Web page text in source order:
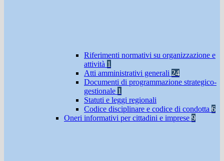
Riferimenti normativi su organizzazione e
attività 1
Atti amministrativi generali 24
Documenti di programmazione strategico-
gestionale 1
Statuti e leggi regionali
Codice disciplinare e codice di condotta 6
Oneri informativi per cittadini e imprese 9